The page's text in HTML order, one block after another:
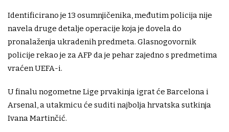
Identificirano je 13 osumnjičenika, međutim policija nije
navela druge detalje operacije koja je dovela do
pronalaženja ukradenih predmeta. Glasnogovornik
policije rekao je za AFP da je pehar zajedno s predmetima
vraćen UEFA-i.
U finalu nogometne Lige prvakinja igrat će Barcelona i
Arsenal, a utakmicu će suditi najbolja hrvatska sutkinja
Ivana Martinčić.